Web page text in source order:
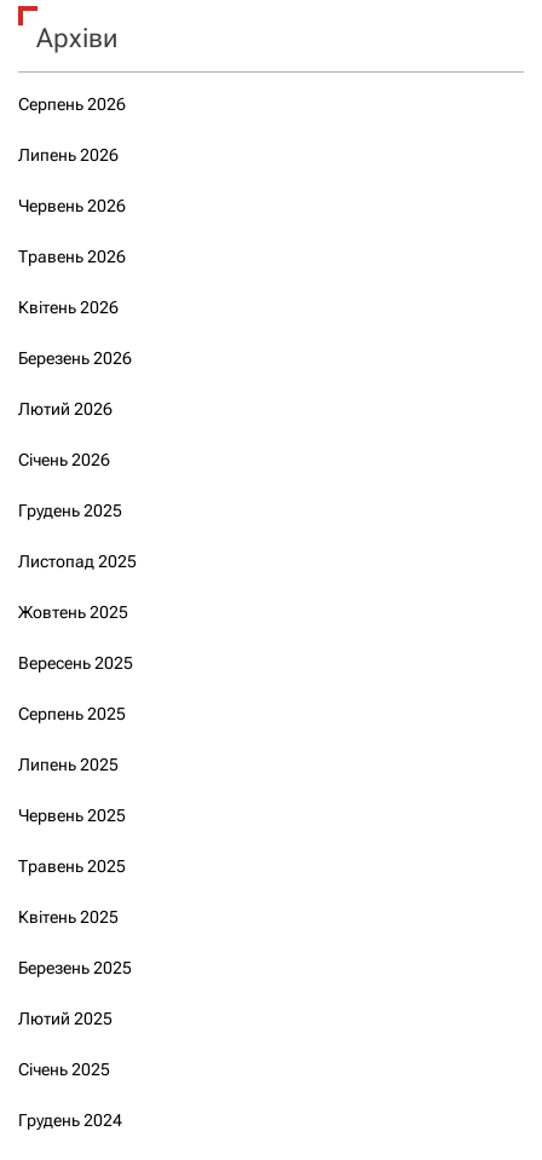
Архіви
Серпень 2026
Липень 2026
Червень 2026
Травень 2026
Квітень 2026
Березень 2026
Лютий 2026
Січень 2026
Грудень 2025
Листопад 2025
Жовтень 2025
Вересень 2025
Серпень 2025
Липень 2025
Червень 2025
Травень 2025
Квітень 2025
Березень 2025
Лютий 2025
Січень 2025
Грудень 2024